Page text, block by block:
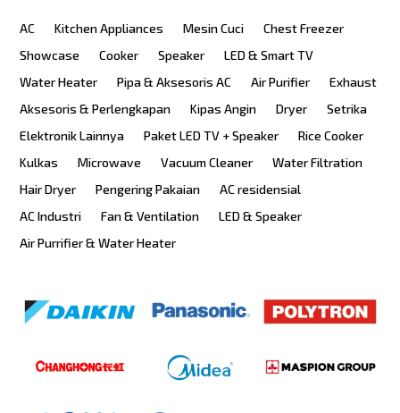
AC Kitchen Appliances Mesin Cuci
Chest Freezer
Showcase
Cooker Speaker
LED & Smart TV
Water Heater
Pipa & Aksesoris AC Air Purifier
Exhaust
Aksesoris & Perlengkapan
Kipas Angin Dryer
Setrika
Elektronik Lainnya
Paket LED TV + Speaker
Rice Cooker
Kulkas
Microwave Vacuum Cleaner
Water Filtration
Hair Dryer
Pengering Pakaian
AC residensial
AC Industri
Fan & Ventilation
LED & Speaker
Air Purrifier & Water Heater